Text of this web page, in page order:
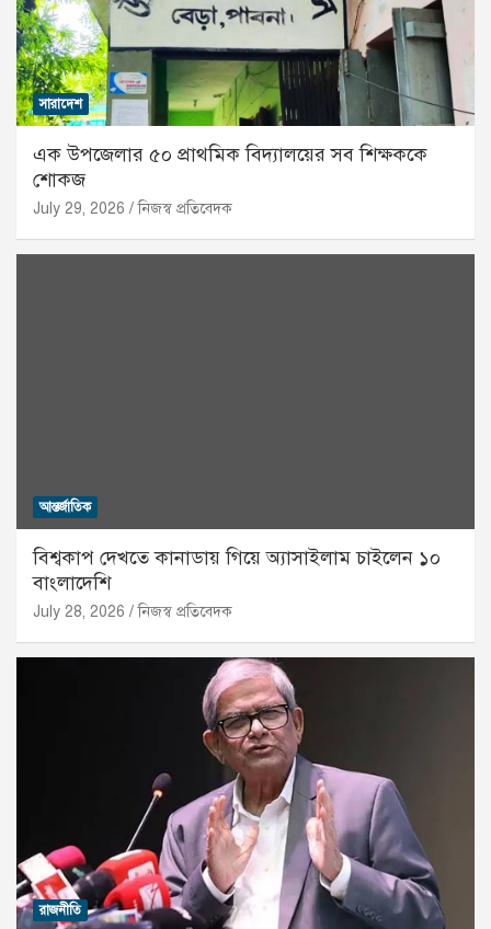
সারাদেশ
এক উপজেলার ৫০ প্রাথমিক বিদ্যালয়ের সব শিক্ষককে
শোকজ
July 29, 2026 নিজস্ব প্রতিবেদক
আন্তর্জাতিক
বিশ্বকাপ দেখতে কানাডায় গিয়ে অ্যাসাইলাম চাইলেন ১০
বাংলাদেশি
July 28, 2026 নিজস্ব প্রতিবেদক
রাজনীতি